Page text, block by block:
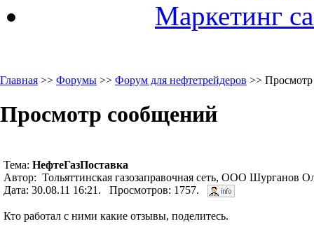
Маркетинг
Главная >> Форумы >> Форум для нефтетрейдеров >>
Просмотр сообщений
Тема: НефтеГазПоставка
Автор: Тольяттинская газозаправочная сеть, ООО Шурганов
Дата: 30.08.11 16:21. Просмотров: 1757.
Кто работал с ними какие отзывы, поделитесь.